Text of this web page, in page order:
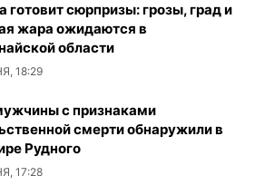
готовит сюрпризы: грозы, град и
жара ожидаются в
области
18:29
с признаками
смерти обнаружили в
Рудного
17:28